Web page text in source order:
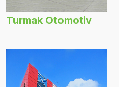
Turmak Otomotiv